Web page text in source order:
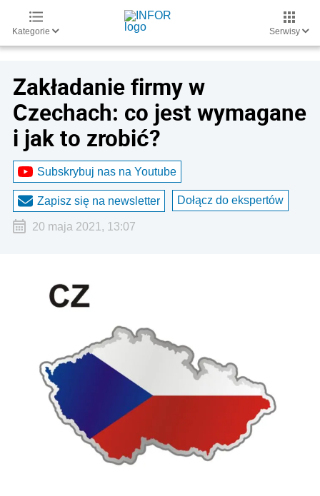
Kategorie Serwisy
Zakładanie firmy w
Czechach: co jest wymagane
i jak to zrobić?
Subskrybuj nas na Youtube
Zapisz się na newsletter Dołącz do ekspertów
20 maja 2021, 13:07